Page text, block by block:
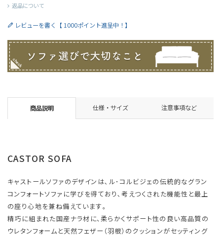
返品について
レビューを書く【 1000ポイント進呈中！】
商品説明 仕様・サイズ 注意事項など
CASTOR SOFA
キャストールソファのデザインは､ル･コルビジェの伝統的なグラン
コンフォートソファに学びを得ており､考えつくされた機能性と最上
の座り心地を兼ね備えています｡
精巧に組まれた国産ナラ材に、柔らかくサポート性の良い高品質の
ウレタンフォームと天然フェザー（羽根）のクッションがセッティング